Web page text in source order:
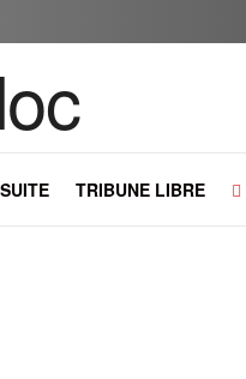
TRIBUNE LIBRE